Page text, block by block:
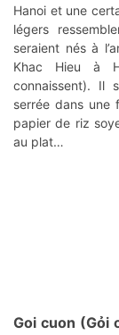
Hanoi et une
légers
seraient nés à
Khac Hieu à
connaissent). Il
serrée dans une
papier de riz
au plat…
Goi cuon (Gỏi